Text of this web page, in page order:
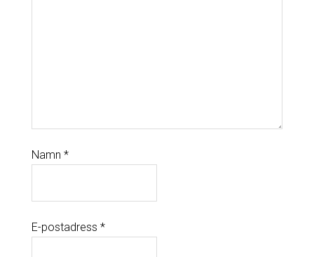
Namn *
E-postadress *